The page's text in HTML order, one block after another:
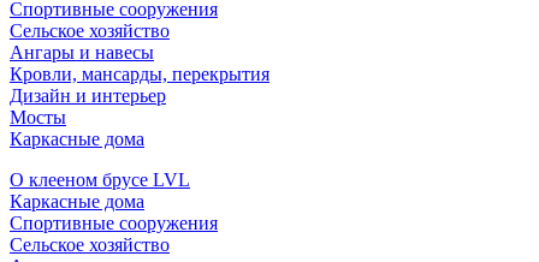
Спортивные сооружения
Сельское хозяйство
Ангары и навесы
Кровли, мансарды, перекрытия
Дизайн и интерьер
Мосты
Каркасные дома
О клееном брусе LVL
Каркасные дома
Спортивные сооружения
Сельское хозяйство